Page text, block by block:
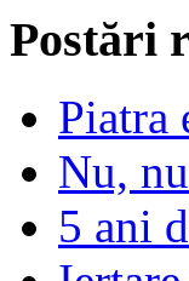
Postări
Piatra
Nu,
5 ani